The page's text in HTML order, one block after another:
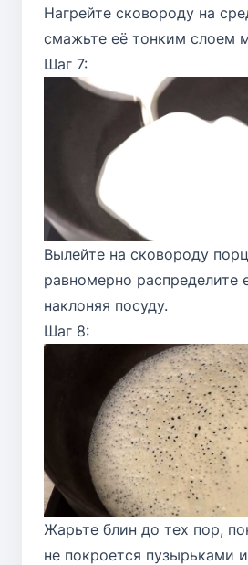
Нагрейте сковороду на
смажьте её тонким слоем
Шаг 7:
Вылейте на сковороду
равномерно распределите
наклоняя посуду.
Шаг 8:
Жарьте блин до тех пор,
не покроется пузырьками